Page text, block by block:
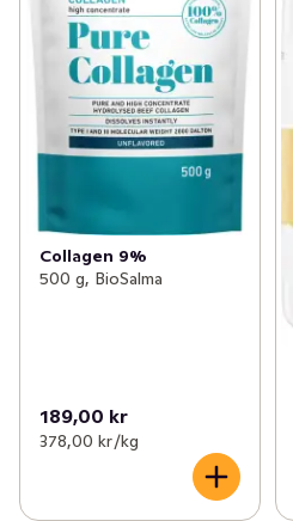
Collagen 9%
500 g, BioSalma
189,00 kr
378,00 kr /kg